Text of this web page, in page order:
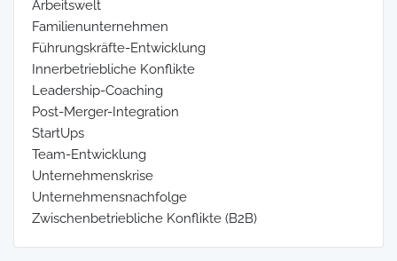
Arbeitswelt
Familienunternehmen
Führungskräfte-Entwicklung
Innerbetriebliche Konflikte
Leadership-Coaching
Post-Merger-Integration
StartUps
Team-Entwicklung
Unternehmenskrise
Unternehmensnachfolge
Zwischenbetriebliche Konflikte (B2B)